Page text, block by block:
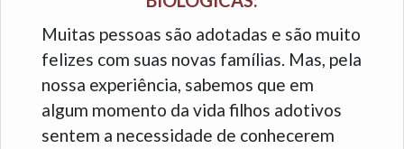
Muitas pessoas são adotadas e são muito
felizes com suas novas famílias. Mas, pela
nossa experiência, sabemos que em
algum momento da vida filhos adotivos
sentem a necessidade de conhecerem